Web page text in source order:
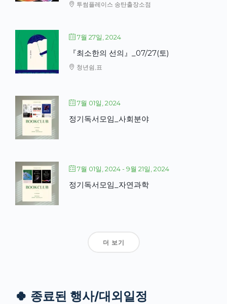
투썸플레이스 송탄출장소점
7월 27일, 2024
『최소한의 선의』_07/27(토)
청년쉼,표
7월 01일, 2024
정기독서모임_사회분야
7월 01일, 2024- 9월 21일, 2024
정기독서모임_자연과학
더 보기
🍀 종료된 행사/대외일정